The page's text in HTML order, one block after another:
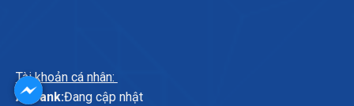
Tài khoản cá nhân:
ABbank:Đang cập nhật